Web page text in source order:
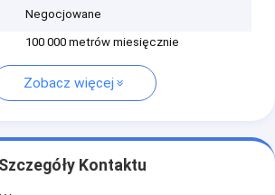
Negocjowane
100 000 metrów miesięcznie
Zobacz więcej
Szczegóły Kontaktu